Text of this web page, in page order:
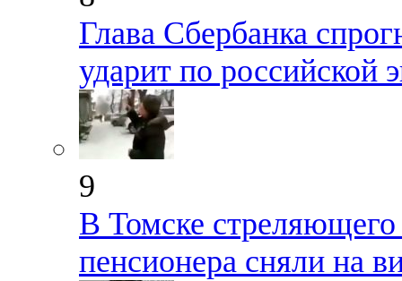
Глава Сбербанка
ударит по российской
9
В Томске стреляющего
пенсионера сняли на